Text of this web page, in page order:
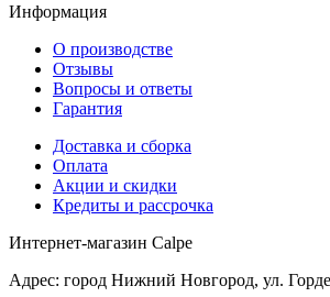
Информация
О производстве
Отзывы
Вопросы и ответы
Гарантия
Доставка и сборка
Оплата
Акции и скидки
Кредиты и рассрочка
Интернет-магазин Calpe
Адрес: город Нижний Новгород, ул.